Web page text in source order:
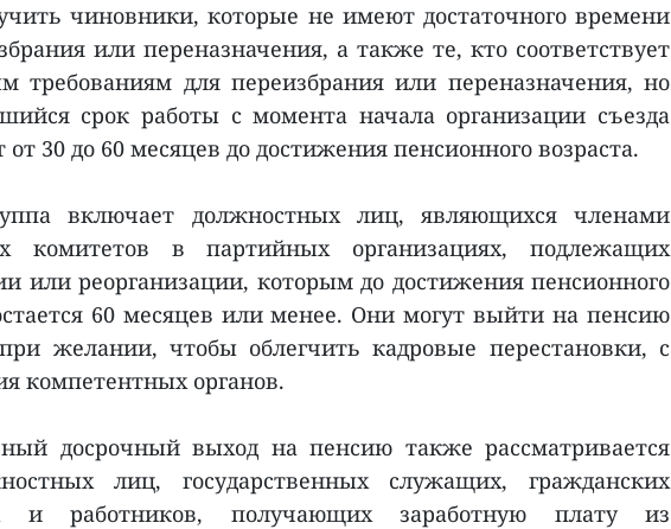
чиновники, которые не имеют достаточного времени
или переназначения, а также те, кто соответствует
требованиям для переизбрания или переназначения, но
срок работы с момента начала организации съезда
от 30 до 60 месяцев до достижения пенсионного возраста.
включает должностных лиц, являющихся членами
комитетов в партийных организациях, подлежащих
или реорганизации, которым до достижения пенсионного
60 месяцев или менее. Они могут выйти на пенсию
желании, чтобы облегчить кадровые перестановки, с
компетентных органов.
досрочный выход на пенсию также рассматривается
лиц, государственных служащих, гражданских
и работников, получающих заработную плату из